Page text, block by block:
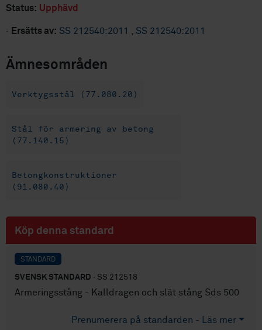
Status: Upphävd
· Ersätts av: SS 212540:2011 , SS 212540:2011
Ämnesområden
Verktygsstål (77.080.20)
Stål för armering av betong
(77.140.15)
Betongkonstruktioner
(91.080.40)
Köp denna standard
STANDARD
SVENSK STANDARD · SS 212518
Armeringsstång - Kalldragen och slät stång Sds 500
Prenumerera på standarden - Läs mer